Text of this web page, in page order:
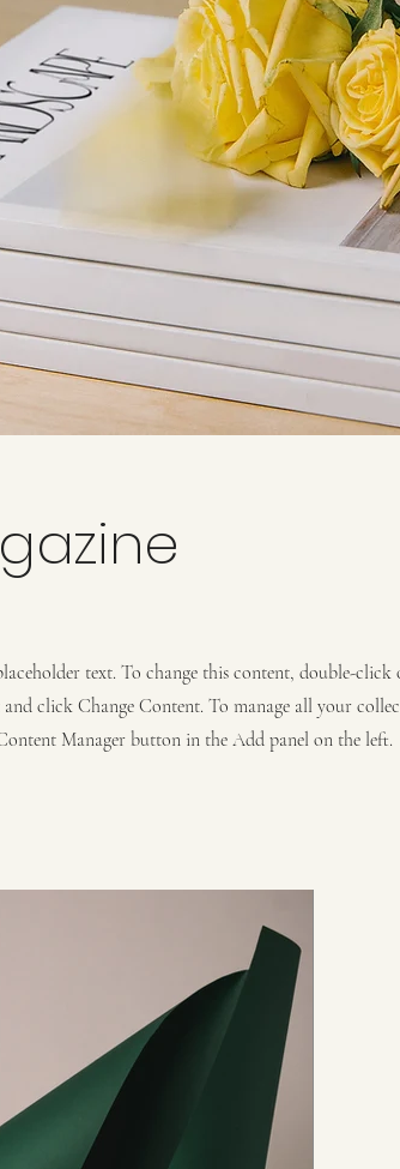
text. To change this content, double-click
and click Change Content. To manage all your
Manager button in the Add panel on the left.